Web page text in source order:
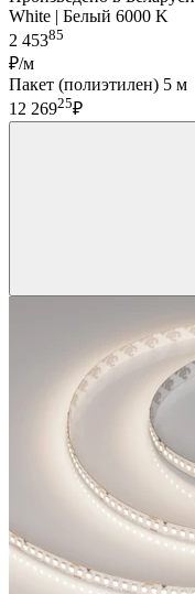
White | Белый 6000 K
2 45385
₽/м
Пакет (полиэтилен) 5 м
12 26925₽